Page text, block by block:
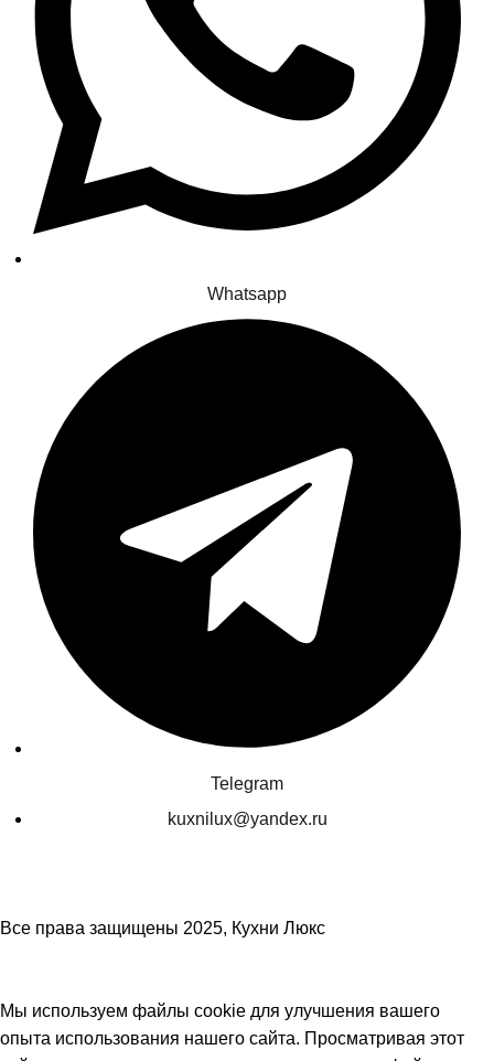
Whatsapp
Telegram
kuxnilux@yandex.ru
Все права защищены 2025, Кухни Люкс
Мы используем файлы cookie для улучшения вашего
опыта использования нашего сайта. Просматривая этот